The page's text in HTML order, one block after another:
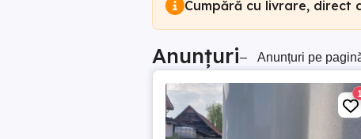
Cumpără cu livrare, direct
Anunțuri– Anunțuri pe
1